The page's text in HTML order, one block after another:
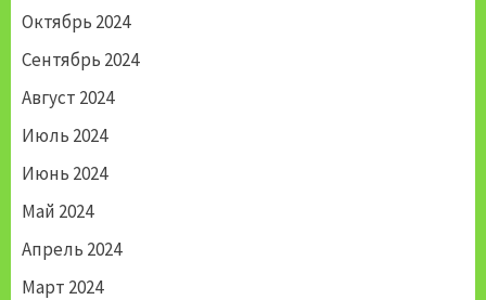
Октябрь 2024
Сентябрь 2024
Август 2024
Июль 2024
Июнь 2024
Май 2024
Апрель 2024
Март 2024